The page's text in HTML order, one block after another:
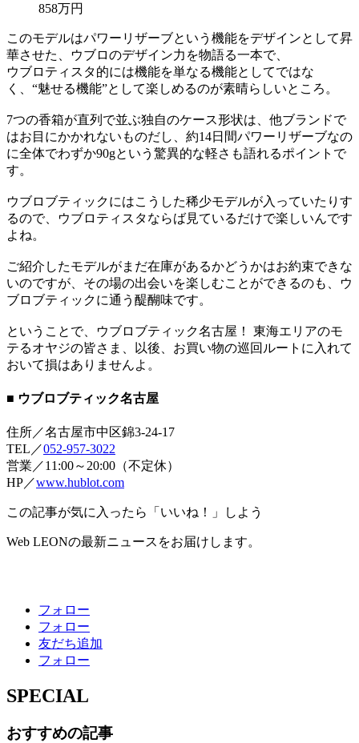
858万円
このモデルはパワーリザーブという機能をデザインとして昇
華させた、ウブロのデザイン力を物語る一本で、
ウブロティスタ的には機能を単なる機能としてではな
く、“魅せる機能”として楽しめるのが素晴らしいところ。
7つの香箱が直列で並ぶ独自のケース形状は、他ブランドで
はお目にかかれないものだし、約14日間パワーリザーブなの
に全体でわずか90gという驚異的な軽さも語れるポイントで
す。
ウブロブティックにはこうした稀少モデルが入っていたりす
るので、ウブロティスタならば見ているだけで楽しいんです
よね。
ご紹介したモデルがまだ在庫があるかどうかはお約束できな
いのですが、その場の出会いを楽しむことができるのも、ウ
ブロブティックに通う醍醐味です。
ということで、ウブロブティック名古屋！ 東海エリアのモ
テるオヤジの皆さま、以後、お買い物の巡回ルートに入れて
おいて損はありませんよ。
■ ウブロブティック名古屋
住所／名古屋市中区錦3-24-17
TEL／052-957-3022
営業／11:00～20:00（不定休）
HP／www.hublot.com
この記事が気に入ったら「いいね！」しよう
Web LEONの最新ニュースをお届けします。
フォロー
フォロー
友だち追加
フォロー
SPECIAL
おすすめの記事